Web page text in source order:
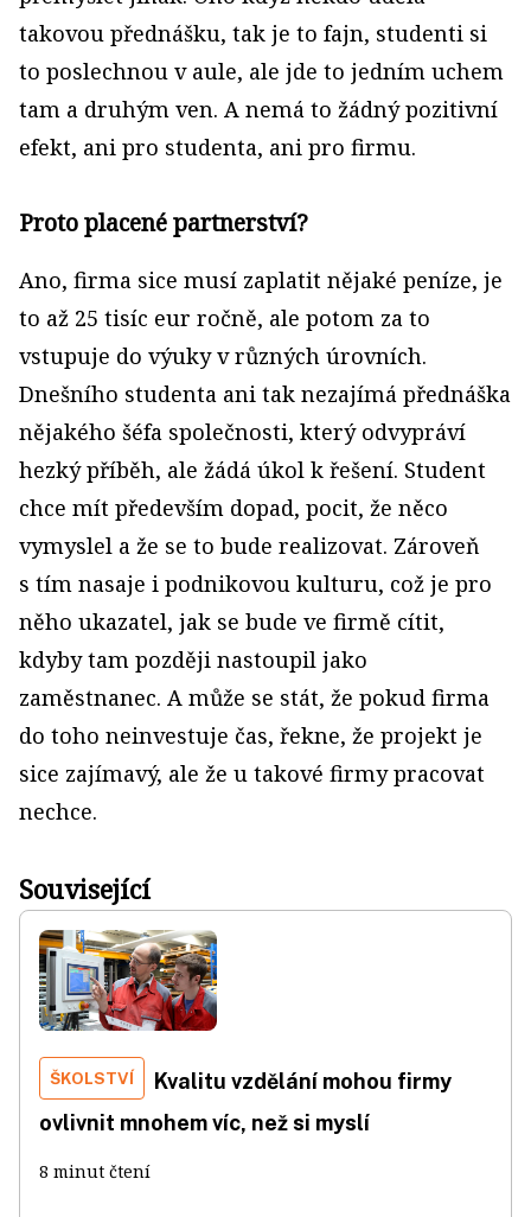
takovou přednášku, tak je to fajn, studenti si
to poslechnou v aule, ale jde to jedním uchem
tam a druhým ven. A nemá to žádný pozitivní
efekt, ani pro studenta, ani pro firmu.
Proto placené partnerství?
Ano, firma sice musí zaplatit nějaké peníze, je
to až 25 tisíc eur ročně, ale potom za to
vstupuje do výuky v různých úrovních.
Dnešního studenta ani tak nezajímá přednáška
nějakého šéfa společnosti, který odvypráví
hezký příběh, ale žádá úkol k řešení. Student
chce mít především dopad, pocit, že něco
vymyslel a že se to bude realizovat. Zároveň
s tím nasaje i podnikovou kulturu, což je pro
něho ukazatel, jak se bude ve firmě cítit,
kdyby tam později nastoupil jako
zaměstnanec. A může se stát, že pokud firma
do toho neinvestuje čas, řekne, že projekt je
sice zajímavý, ale že u takové firmy pracovat
nechce.
Související
ŠKOLSTVÍ
Kvalitu vzdělání mohou firmy
ovlivnit mnohem víc, než si myslí
8 minut čtení